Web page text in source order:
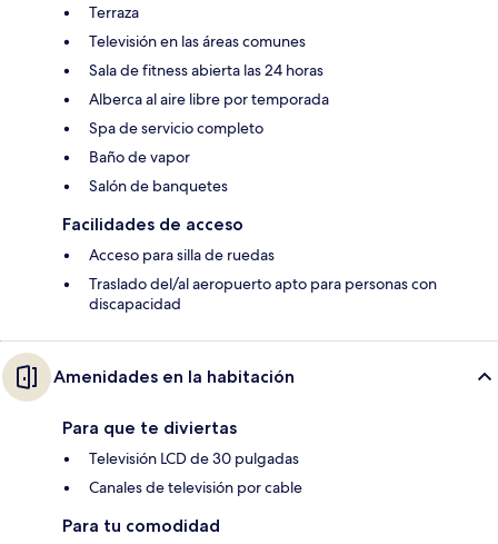
Terraza
Televisión en las áreas comunes
Sala de fitness abierta las 24 horas
Alberca al aire libre por temporada
Spa de servicio completo
Baño de vapor
Salón de banquetes
Facilidades de acceso
Acceso para silla de ruedas
Traslado del/al aeropuerto apto para personas con
discapacidad
Amenidades en la habitación
Para que te diviertas
Televisión LCD de 30 pulgadas
Canales de televisión por cable
Para tu comodidad